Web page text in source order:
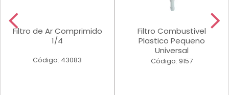
Filtro de Ar Comprimido
1/4
Código: 43083
Filtro Combustivel
Plastico Pequeno
Universal
Código: 9157